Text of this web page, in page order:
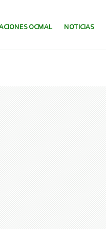
OCMAL NOTICIAS